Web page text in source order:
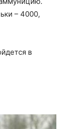
– 4000,
в